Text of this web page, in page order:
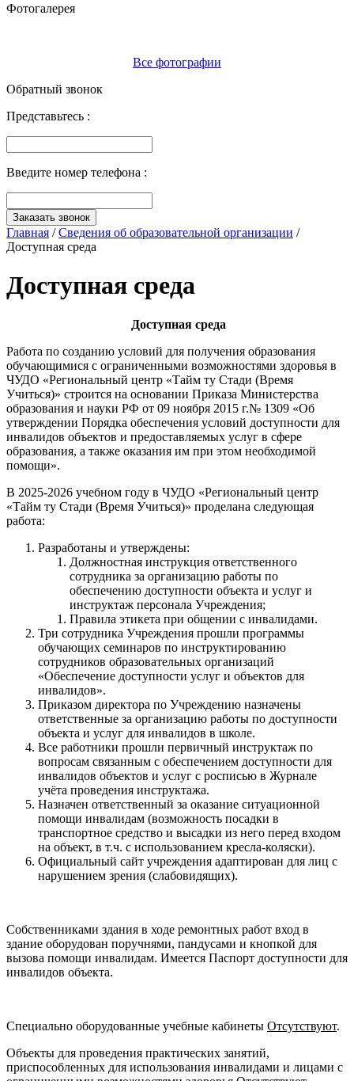
Фотогалерея
Все фотографии
Обратный звонок
Представьтесь :
Введите номер телефона :
Заказать звонок
Главная /Сведения об образовательной организации /
Доступная среда
Доступная среда
Доступная среда
Работа по созданию условий для получения образования
обучающимися с ограниченными возможностями здоровья в
ЧУДО «Региональный центр «Тайм ту Стади (Время
Учиться)» строится на основании Приказа Министерства
образования и науки РФ от 09 ноября 2015 г.№ 1309 «Об
утверждении Порядка обеспечения условий доступности для
инвалидов объектов и предоставляемых услуг в сфере
образования, а также оказания им при этом необходимой
помощи».
В 2025-2026 учебном году в ЧУДО «Региональный центр
«Тайм ту Стади (Время Учиться)» проделана следующая
работа:
Разработаны и утверждены:
Должностная инструкция ответственного
сотрудника за организацию работы по
обеспечению доступности объекта и услуг и
инструктаж персонала Учреждения;
Правила этикета при общении с инвалидами.
Три сотрудника Учреждения прошли программы
обучающих семинаров по инструктированию
сотрудников образовательных организаций
«Обеспечение доступности услуг и объектов для
инвалидов».
Приказом директора по Учреждению назначены
ответственные за организацию работы по доступности
объекта и услуг для инвалидов в школе.
Все работники прошли первичный инструктаж по
вопросам связанным с обеспечением доступности для
инвалидов объектов и услуг с росписью в Журнале
учёта проведения инструктажа.
Назначен ответственный за оказание ситуационной
помощи инвалидам (возможность посадки в
транспортное средство и высадки из него перед входом
на объект, в т.ч. с использованием кресла-коляски).
Официальный сайт учреждения адаптирован для лиц с
нарушением зрения (слабовидящих).
Собственниками здания в ходе ремонтных работ вход в
здание оборудован поручнями, пандусами и кнопкой для
вызова помощи инвалидам. Имеется Паспорт доступности для
инвалидов объекта.
Специально оборудованные учебные кабинеты Отсутствуют.
Объекты для проведения практических занятий,
приспособленных для использования инвалидами и лицами с